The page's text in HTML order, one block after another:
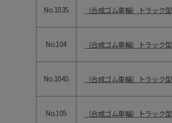
No.103S （合成ゴム車輪）トラック型
No.104 （合成ゴム車輪）トラック型
No.104S （合成ゴム車輪）トラック型
No.105 （合成ゴム車輪）トラック型